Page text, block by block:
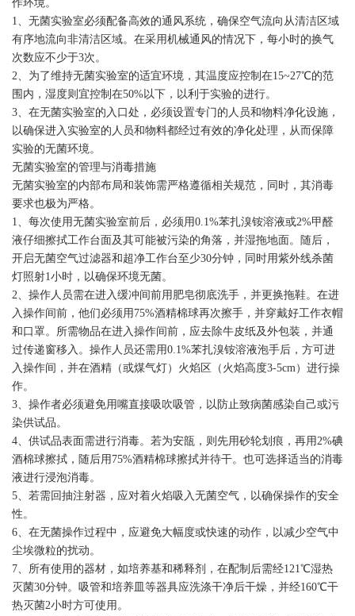
作环境。
1、无菌实验室必须配备高效的通风系统，确保空气流向从清洁区域
有序地流向非清洁区域。在采用机械通风的情况下，每小时的换气
次数应不少于3次。
2、为了维持无菌实验室的适宜环境，其温度应控制在15~27℃的范
围内，湿度则宜控制在50%以下，以利于实验的进行。
3、在无菌实验室的入口处，必须设置专门的人员和物料净化设施，
以确保进入实验室的人员和物料都经过有效的净化处理，从而保障
实验的无菌环境。
无菌实验室的管理与消毒措施
无菌实验室的内部布局和装饰需严格遵循相关规范，同时，其消毒
要求也极为严格。
1、每次使用无菌实验室前后，必须用0.1%苯扎溴铵溶液或2%甲醛
液仔细擦拭工作台面及其可能被污染的角落，并湿拖地面。随后，
开启无菌空气过滤器和超净工作台至少30分钟，同时用紫外线杀菌
灯照射1小时，以确保环境无菌。
2、操作人员需在进入缓冲间前用肥皂彻底洗手，并更换拖鞋。在进
入操作间前，他们必须用75%酒精棉球再次擦手，并穿戴好工作衣帽
和口罩。所需物品在进入操作间前，应去除牛皮纸及外包装，并通
过传递窗移入。操作人员还需用0.1%苯扎溴铵溶液泡手后，方可进
入操作间，并在酒精（或煤气灯）火焰区（火焰高度3-5cm）进行操
作。
3、操作者必须避免用嘴直接吸吹吸管，以防止致病菌感染自己或污
染供试品。
4、供试品表面需进行消毒。若为安瓿，则先用砂轮划痕，再用2%碘
酒棉球擦拭，随后用75%酒精棉球擦拭并待干。也可选择适当的消毒
液进行浸泡消毒。
5、若需回抽注射器，应对着火焰吸入无菌空气，以确保操作的安全
性。
6、在无菌操作过程中，应避免大幅度或快速的动作，以减少空气中
尘埃微粒的扰动。
7、所有使用的器材，如培养基和稀释剂，在配制后需经121℃湿热
灭菌30分钟。吸管和培养皿等器具应洗涤干净后干燥，并经160℃干
热灭菌2小时方可使用。